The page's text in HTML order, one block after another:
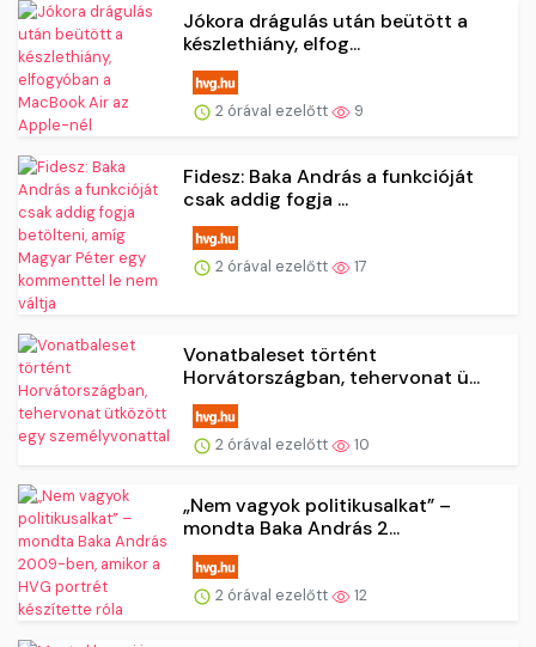
Jókora drágulás után beütött a
készlethiány, elfog...
2 órával ezelőtt 9
Fidesz: Baka András a funkcióját
csak addig fogja ...
2 órával ezelőtt 17
Vonatbaleset történt
Horvátországban, tehervonat ü...
2 órával ezelőtt 10
„Nem vagyok politikusalkat” –
mondta Baka András 2...
2 órával ezelőtt 12